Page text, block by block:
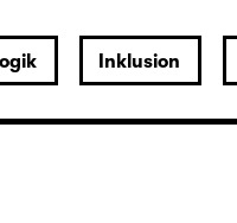
Inklusion